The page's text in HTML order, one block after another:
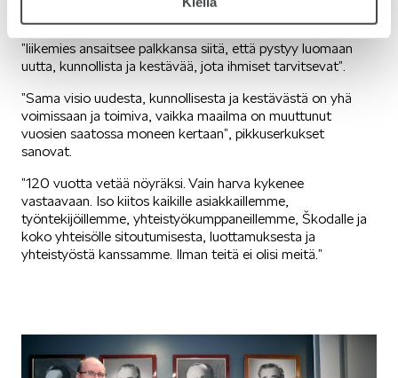
Palataan vielä juurille ja Heikki J. Helkaman sanoihin
”liikemies ansaitsee palkkansa siitä, että pystyy luomaan
uutta, kunnollista ja kestävää, jota ihmiset tarvitsevat”.
”Sama visio uudesta, kunnollisesta ja kestävästä on yhä
voimissaan ja toimiva, vaikka maailma on muuttunut
vuosien saatossa moneen kertaan”, pikkuserkukset
sanovat.
”120 vuotta vetää nöyräksi. Vain harva kykenee
vastaavaan. Iso kiitos kaikille asiakkaillemme,
työntekijöillemme, yhteistyökumppaneillemme, Škodalle ja
koko yhteisölle sitoutumisesta, luottamuksesta ja
yhteistyöstä kanssamme. Ilman teitä ei olisi meitä.”